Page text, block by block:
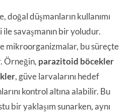
doğal düşmanların kullanımı
savaşmanın bir yoludur.
mikroorganizmalar, bu süreçte
Örneğin, parazitoid böcekler
, güve larvalarını hedef
kontrol altına alabilir. Bu
bir yaklaşım sunarken, aynı